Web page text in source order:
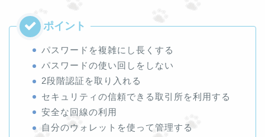
パスワードを複雑にし長くする
パスワードの使い回しをしない
2段階認証を取り入れる
セキュリティの信頼できる取引所を利用する
安全な回線の利用
自分のウォレットを使って管理する